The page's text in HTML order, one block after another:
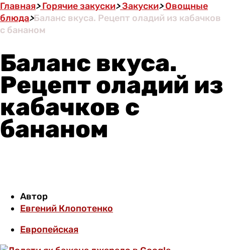
Главная>Горячие закуски>Закуски>Овощные
блюда>Баланс вкуса. Рецепт оладий из кабачков
с бананом
Баланс вкуса.
Рецепт оладий из
кабачков с
бананом
Автор
Евгений Клопотенко
Европейская